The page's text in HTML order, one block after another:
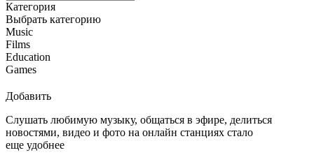
Категория
Выбрать категорию
Music
Films
Education
Games
Добавить
Слушать любимую музыку, общаться в эфире, делиться
новостями, видео и фото на онлайн станциях стало
еще удобнее